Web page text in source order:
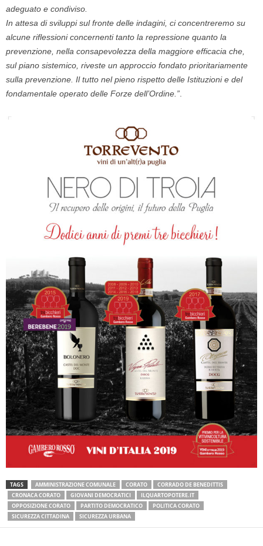
adeguato e condiviso.
In attesa di sviluppi sul fronte delle indagini, ci concentreremo su
alcune riflessioni concernenti tanto la repressione quanto la
prevenzione, nella consapevolezza della maggiore efficacia che,
sul piano sistemico, riveste un approccio fondato prioritariamente
sulla prevenzione. Il tutto nel pieno rispetto delle Istituzioni e del
fondamentale operato delle Forze dell’Ordine.”
TAGS AMMINISTRAZIONE COMUNALE CORATO
CORRADO DE BENEDITTIS
CRONACA CORATO
GIOVANI DEMOCRATICI
ILQUARTOPOTERE.IT
OPPOSIZIONE CORATO
PARTITO DEMOCRATICO
POLITICA CORATO
SICUREZZA CITTADINA
SICUREZZA URBANA